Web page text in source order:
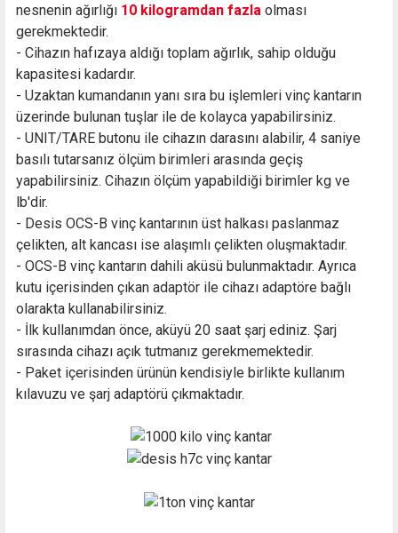
nesnenin ağırlığı 10 kilogramdan fazla olması
gerekmektedir.
- Cihazın hafızaya aldığı toplam ağırlık, sahip olduğu
kapasitesi kadardır.
- Uzaktan kumandanın yanı sıra bu işlemleri vinç kantarın
üzerinde bulunan tuşlar ile de kolayca yapabilirsiniz.
- UNIT/TARE butonu ile cihazın darasını alabilir, 4 saniye
basılı tutarsanız ölçüm birimleri arasında geçiş
yapabilirsiniz. Cihazın ölçüm yapabildiği birimler kg ve
lb'dir.
- Desis OCS-B vinç kantarının üst halkası paslanmaz
çelikten, alt kancası ise alaşımlı çelikten oluşmaktadır.
- OCS-B vinç kantarın dahili aküsü bulunmaktadır. Ayrıca
kutu içerisinden çıkan adaptör ile cihazı adaptöre bağlı
olarakta kullanabilirsiniz.
- İlk kullanımdan önce, aküyü 20 saat şarj ediniz. Şarj
sırasında cihazı açık tutmanız gerekmemektedir.
- Paket içerisinden ürünün kendisiyle birlikte kullanım
kılavuzu ve şarj adaptörü çıkmaktadır.